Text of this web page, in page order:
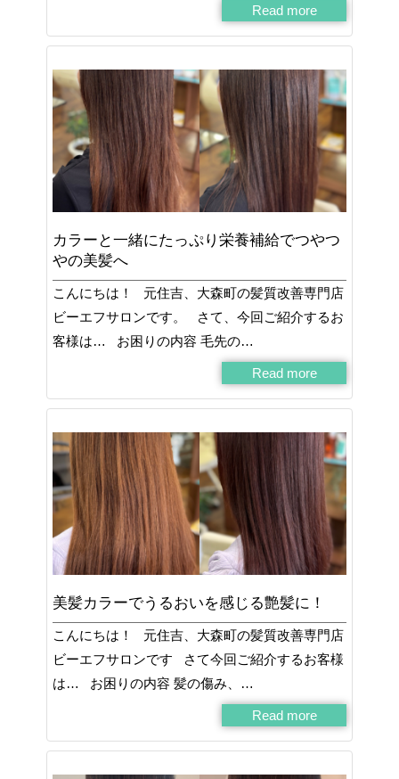
Read more
カラーと一緒にたっぷり栄養補給でつやつ
やの美髪へ
こんにちは！ 元住吉、大森町の髪質改善専門店
ビーエフサロンです。 さて、今回ご紹介するお
客様は… お困りの内容 毛先の…
Read more
美髪カラーでうるおいを感じる艶髪に！
こんにちは！ 元住吉、大森町の髪質改善専門店
ビーエフサロンです さて今回ご紹介するお客様
は… お困りの内容 髪の傷み、…
Read more